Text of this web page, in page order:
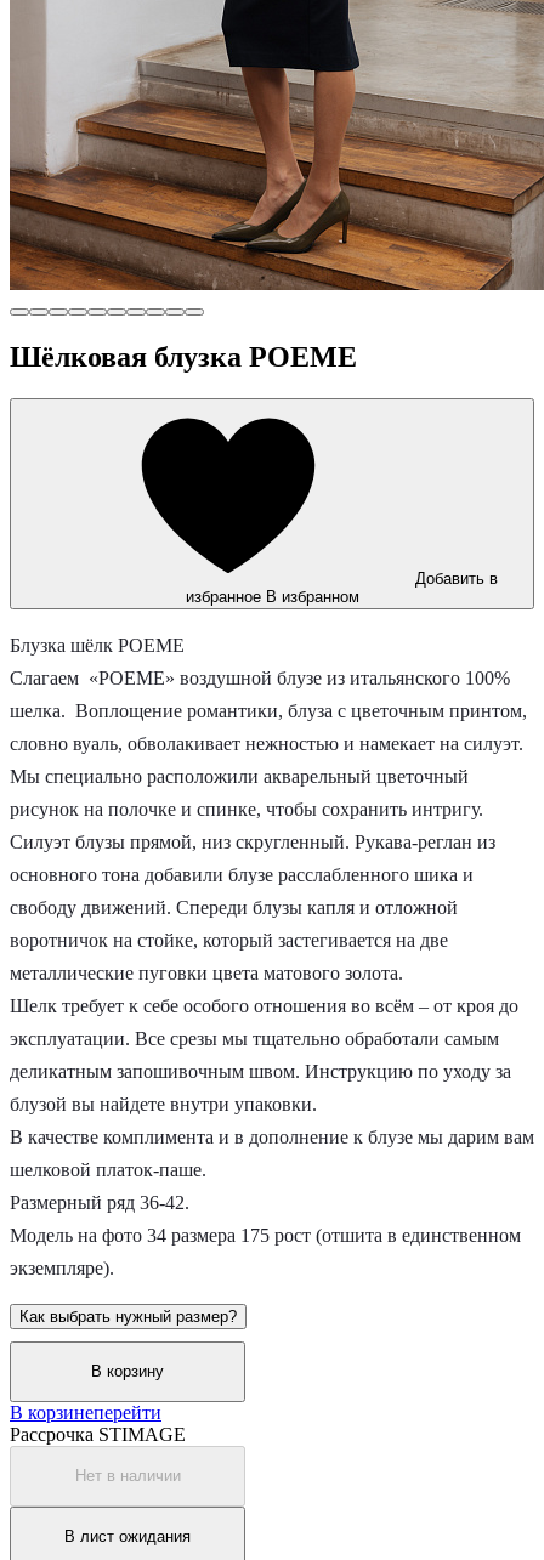
Шёлковая блузка POEME
Добавить в
избранное В избранном
Блузка шёлк POEME
Слагаем «POEME» воздушной блузе из итальянского 100%
шелка. Воплощение романтики, блуза с цветочным принтом,
словно вуаль, обволакивает нежностью и намекает на силуэт.
Мы специально расположили акварельный цветочный
рисунок на полочке и спинке, чтобы сохранить интригу.
Силуэт блузы прямой, низ скругленный. Рукава-реглан из
основного тона добавили блузе расслабленного шика и
свободу движений. Спереди блузы капля и отложной
воротничок на стойке, который застегивается на две
металлические пуговки цвета матового золота.
Шелк требует к себе особого отношения во всём – от кроя до
эксплуатации. Все срезы мы тщательно обработали самым
деликатным запошивочным швом. Инструкцию по уходу за
блузой вы найдете внутри упаковки.
В качестве комплимента и в дополнение к блузе мы дарим вам
шелковой платок-паше.
Размерный ряд 36-42.
Модель на фото 34 размера 175 рост (отшита в единственном
экземпляре).
Как выбрать нужный размер?
В корзину
В корзинеперейти
Рассрочка STIMAGE
Нет в наличии
В лист ожидания